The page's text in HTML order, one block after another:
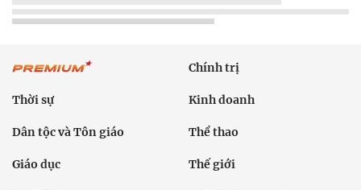
Chính trị
Thời sự Kinh doanh
Dân tộc và Tôn giáo Thể thao
Giáo dục Thế giới